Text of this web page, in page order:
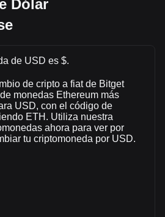
de mercado total de
un -57.04% ($-5,148,242,820.12
de ETH fue $9,026,177,520.68.
de Ethereum en
Dólar
de USD es $.
de cripto a fiat de Bitget
monedas Ethereum más
USD, con el código de
ETH. Utiliza nuestra
ahora para ver por
tu criptomoneda por USD.